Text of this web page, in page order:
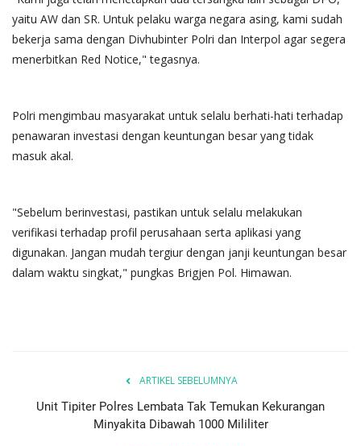
yaitu AW dan SR. Untuk pelaku warga negara asing, kami sudah
bekerja sama dengan Divhubinter Polri dan Interpol agar segera
menerbitkan Red Notice," tegasnya.
Polri mengimbau masyarakat untuk selalu berhati-hati terhadap
penawaran investasi dengan keuntungan besar yang tidak
masuk akal.
"Sebelum berinvestasi, pastikan untuk selalu melakukan
verifikasi terhadap profil perusahaan serta aplikasi yang
digunakan. Jangan mudah tergiur dengan janji keuntungan besar
dalam waktu singkat," pungkas Brigjen Pol. Himawan.
ARTIKEL SEBELUMNYA
Unit Tipiter Polres Lembata Tak Temukan Kekurangan
Minyakita Dibawah 1000 Mililiter